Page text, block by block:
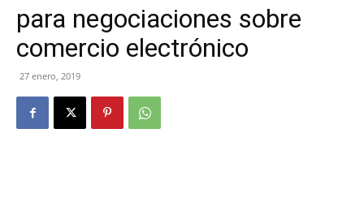
para negociaciones sobre
comercio electrónico
27 enero, 2019